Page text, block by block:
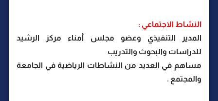
النشاط الاجتماعي :
المدير التنفيذي وعضو مجلس أمناء مركز الرشيد
للدراسات والبحوث والتدريب
مساهم في العديد من النشاطات الرياضية في الجامعة
والمجتمع .